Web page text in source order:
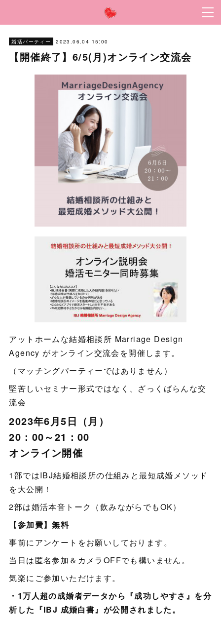
婚活パーティー 2023.06.04 15:00
【開催終了】6/5(月)オンライン交流会
アットホームな結婚相談所 Marriage Design
Agency がオンライン交流会を開催します。
（マッチングパーティーではありません）
堅苦しいセミナー形式ではなく、ざっくばらんな交
流会
2023年6月5日（月）
20：00～21：00
オンライン開催
1部ではIBJ結婚相談所の仕組みと最短成婚メソッド
を大公開！
2部は婚活本音トーク（飲みながらでもOK）
【参加費】無料
事前にアンケートをお願いしております。
当日は匿名参加＆カメラOFFでも構いません。
気楽にご参加いただけます。
・1万人超の成婚者データから『成功しやすさ』を分
析した『IBJ 成婚白書』が公開されました。